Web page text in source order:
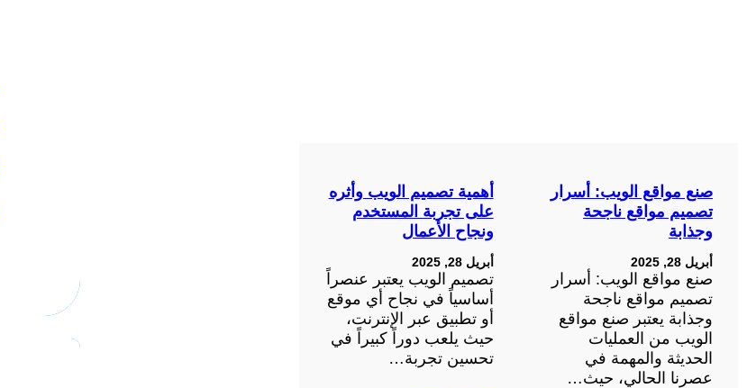
صنع مواقع الويب: أسرار
تصميم مواقع ناجحة
وجذابة
أبريل 28, 2025
صنع مواقع الويب: أسرار
تصميم مواقع ناجحة
وجذابة يعتبر صنع مواقع
الويب من العمليات
الحديثة والمهمة في
عصرنا الحالي، حيث…
أهمية تصميم الويب وأثره
على تجربة المستخدم
ونجاح الأعمال
أبريل 28, 2025
تصميم الويب يعتبر عنصراً
أساسياً في نجاح أي موقع
أو تطبيق عبر الإنترنت،
حيث يلعب دوراً كبيراً في
تحسين تجربة…